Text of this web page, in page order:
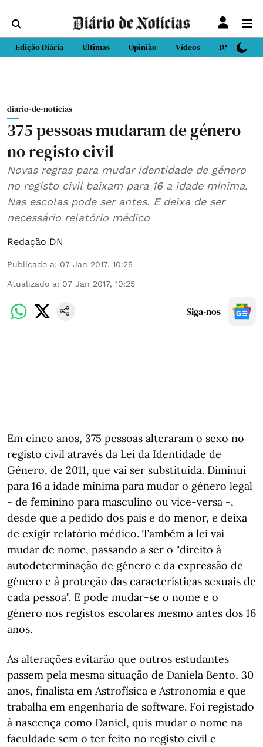
Edição Diária Últimas Opinião Vídeos DN Sport
diario-de-noticias
375 pessoas mudaram de género
no registo civil
Novas regras para mudar identidade de género
no registo civil baixam para 16 a idade mínima.
Nas escolas pode ser antes. E deixa de ser
necessário relatório médico
Redação DN
Publicado a: 07 Jan 2017, 10:25
Atualizado a: 07 Jan 2017, 10:25
Siga-nos
Em cinco anos, 375 pessoas alteraram o sexo no
registo civil através da Lei da Identidade de
Género, de 2011, que vai ser substituída. Diminui
para 16 a idade mínima para mudar o género legal
- de feminino para masculino ou vice-versa -,
desde que a pedido dos pais e do menor, e deixa
de exigir relatório médico. Também a lei vai
mudar de nome, passando a ser o "direito à
autodeterminação de género e da expressão de
género e à proteção das características sexuais de
cada pessoa". E pode mudar-se o nome e o
género nos registos escolares mesmo antes dos 16
anos.
As alterações evitarão que outros estudantes
passem pela mesma situação de Daniela Bento, 30
anos, finalista em Astrofísica e Astronomia e que
trabalha em engenharia de software. Foi registado
à nascença como Daniel, quis mudar o nome na
faculdade sem o ter feito no registo civil e